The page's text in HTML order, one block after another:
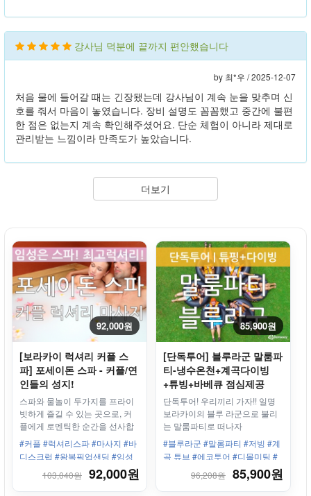
강사님 덕분에 끝까지 편안했습니다
by 최*우 /2025-12-07
처음 물에 들어갈 때는 긴장됐는데 강사님이 계속 눈을 맞추며 신
호를 줘서 마음이 놓였습니다. 장비 설명도 꼼꼼했고 중간에 불편
한 점은 없는지 계속 확인해주셨어요. 단순 체험이 아니라 제대로
관리받는 느낌이라 만족도가 높았습니다.
더보기
92,000원
[보라카이 럭셔리 커플 스
파] 포세이돈 스파 - 커플/연
인들의 성지!
스파와 물놀이 두가지를 프라이
빗하게 즐길 수 있는 곳으로, 커
플에게 로멘틱한 순간을 선사합
니다.
#커플 #럭셔리스파 #마사지 #바
디스크럽 #왕복픽업샌딩 #임성
은스파 #자쿠지 #반신욕 #무료
103,040원 92,000원
85,900원
[단독투어] 블루라군 말룸파
티-냉수온천+계곡다이빙
+튜빙+바베큐 점심제공
단독투어! 우리끼리 가자!! 일명
보라카이의 블루 라군으로 불리
는 말룸파티로 떠나자
#블루라군 #말롬파티 #저빙 #계
곡 튜브 #에코투어 #디몰미팅 #
숨겨진투어 #단독투어 #프라이
96,208원 85,900원